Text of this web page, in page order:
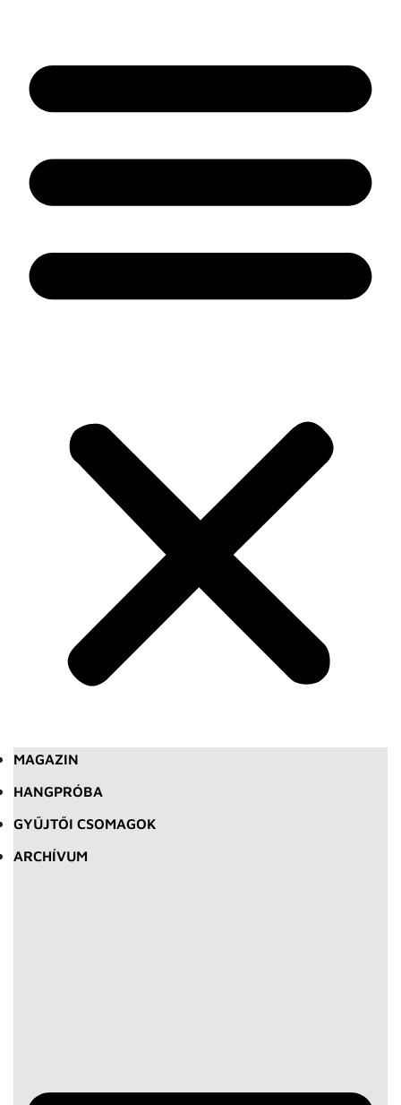
MAGAZIN
HANGPRÓBA
GYŰJTŐI CSOMAGOK
ARCHÍVUM